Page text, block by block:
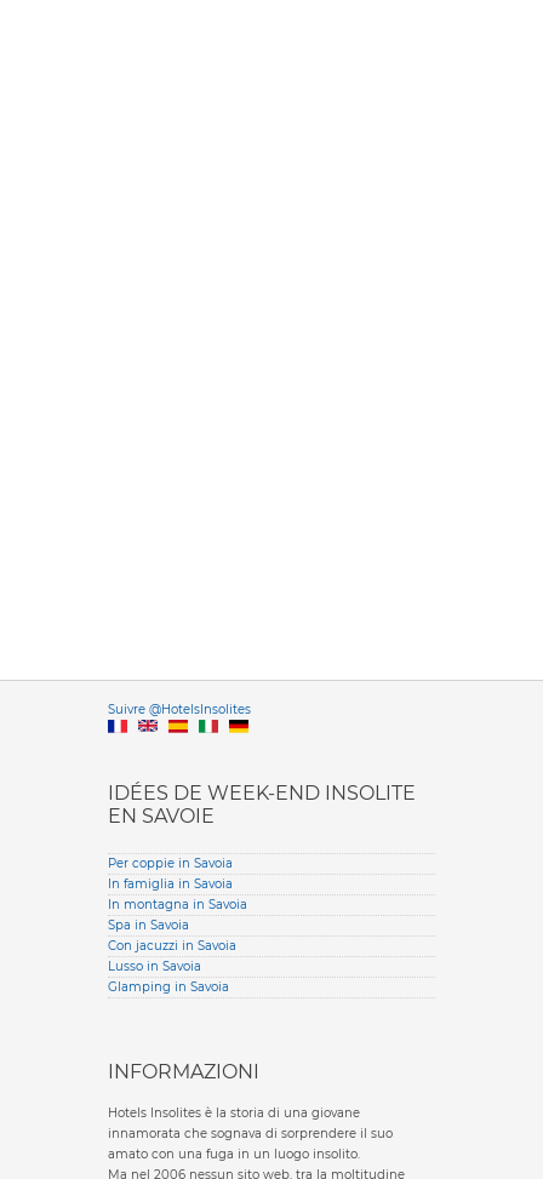
Suivre @HotelsInsolitesVersione
IDÉES DE WEEK-END INSOLITE
EN SAVOIE
Per coppie in Savoia
In famiglia in Savoia
In montagna in Savoia
Spa in Savoia
Con jacuzzi in Savoia
Lusso in Savoia
Glamping in Savoia
INFORMAZIONI
Hotels Insolites è la storia di una giovane
innamorata che sognava di sorprendere il suo
amato con una fuga in un luogo insolito.
Ma nel 2006 nessun sito web, tra la moltitudine